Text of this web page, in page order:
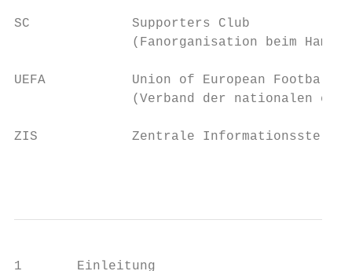
SC             Supporters Club
(Fanorganisation beim
UEFA           Union of European Football
(Verband der nationalen
ZIS            Zentrale Informationsstelle
1       Einleitung